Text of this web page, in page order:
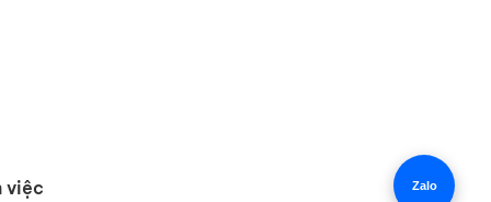
việc
Zalo